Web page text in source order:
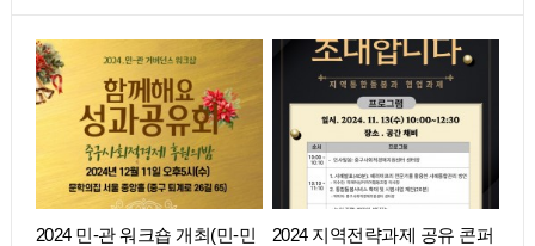
2024 민-관 워크숍 개최(민-민
2024 지역전략과제 공유 콘퍼